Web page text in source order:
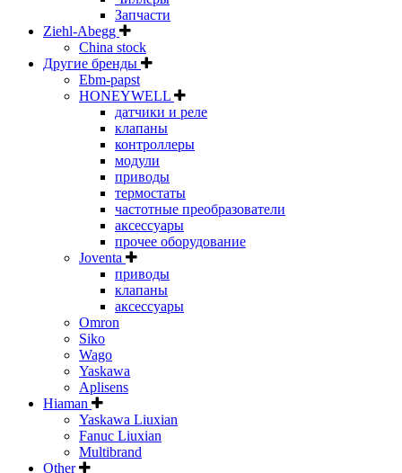
Запчасти
Ziehl-Abegg
China stock
Другие бренды
Ebm-papst
HONEYWELL
датчики и реле
клапаны
контроллеры
модули
приводы
термостаты
частотные преобразователи
аксессуары
прочее оборудование
Joventa
приводы
клапаны
аксессуары
Omron
Siko
Wago
Yaskawa
Aplisens
Hiaman
Yaskawa Liuxian
Fanuc Liuxian
Multibrand
Other